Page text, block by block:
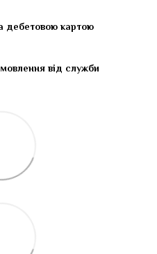
дебетовою картою
від служби